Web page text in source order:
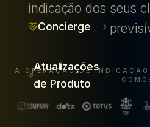
Concierge
Atualizações
de Produto
indicação dos seus
A OPERAÇÃO DE
COMO: